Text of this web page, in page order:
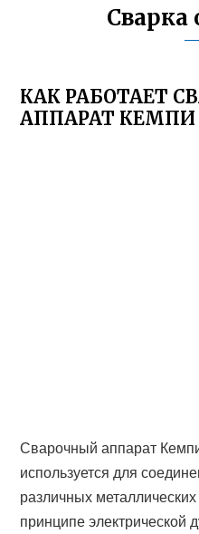
Сварка
КАК РАБОТАЕТ
АППАРАТ КЕМПИ
Сварочный аппарат
используется для
различных
принципе электрической